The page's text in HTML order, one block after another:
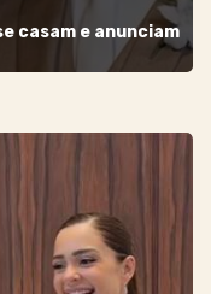
casam e anunciam